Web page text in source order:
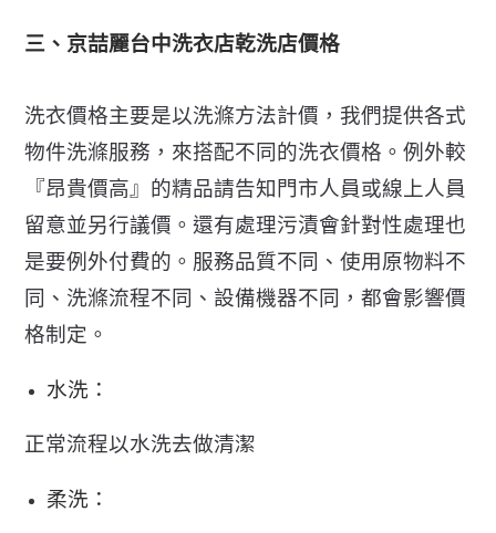
三、京喆麗台中洗衣店乾洗店價格
洗衣價格主要是以洗滌方法計價，我們提供各式
物件洗滌服務，來搭配不同的洗衣價格。例外較
『昂貴價高』的精品請告知門市人員或線上人員
留意並另行議價。還有處理污漬會針對性處理也
是要例外付費的。服務品質不同、使用原物料不
同、洗滌流程不同、設備機器不同，都會影響價
格制定。
水洗：
正常流程以水洗去做清潔
柔洗：